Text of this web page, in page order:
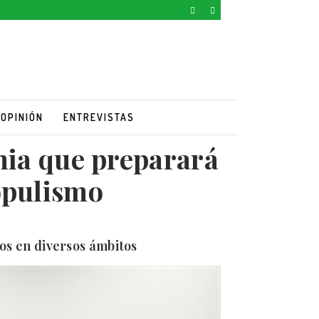
OPINIÓN ENTREVISTAS
que preparará
en diversos ámbitos